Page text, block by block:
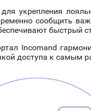
укрепления
сообщить
быстрый
Incomand
доступа к